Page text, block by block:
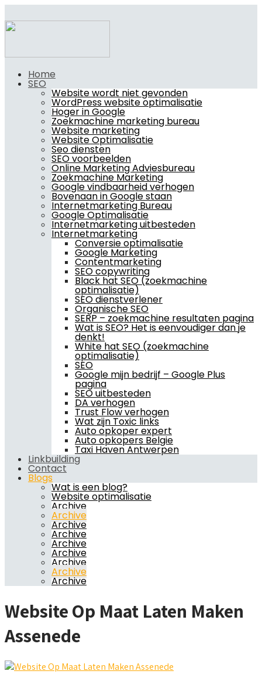
Home
SEO
Website wordt niet gevonden
WordPress website optimalisatie
Hoger in Google
Zoekmachine marketing bureau
Website marketing
Website Optimalisatie
Seo diensten
SEO voorbeelden
Online Marketing Adviesbureau
Zoekmachine Marketing
Google vindbaarheid verhogen
Bovenaan in Google staan
Internetmarketing Bureau
Google Optimalisatie
Internetmarketing uitbesteden
Internetmarketing
Conversie optimalisatie
Google Marketing
Contentmarketing
SEO copywriting
Black hat SEO (zoekmachine
optimalisatie)
SEO dienstverlener
Organische SEO
SERP – zoekmachine resultaten pagina
Wat is SEO? Het is eenvoudiger dan je
denkt!
White hat SEO (zoekmachine
optimalisatie)
SEO
Google mijn bedrijf – Google Plus
pagina
SEO uitbesteden
DA verhogen
Trust Flow verhogen
Wat zijn Toxic links
Auto opkoper expert
Auto opkopers Belgie
Taxi Haven Antwerpen
Linkbuilding
Contact
Blogs
Wat is een blog?
Website optimalisatie
Archive
Archive
Archive
Archive
Archive
Archive
Archive
Archive
Archive
Website Op Maat Laten Maken
Assenede